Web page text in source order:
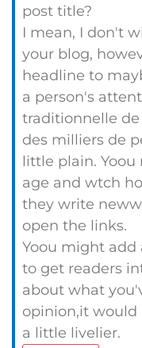
post title?
I mean, I don't
your blog,
headline to
a person's
traditionnelle de
des milliers de
little plain.
age and wtch
they write
open the links.
Yoou might add
to get readers
about what
opinion,it would
a little livelier.